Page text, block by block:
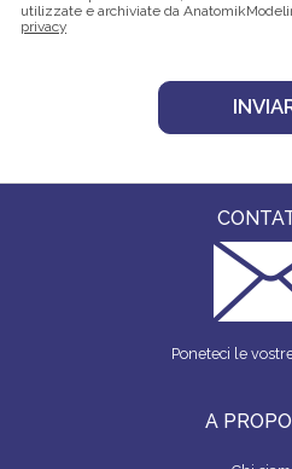
utilizzate e archiviate da
privacy
Poneteci le
A